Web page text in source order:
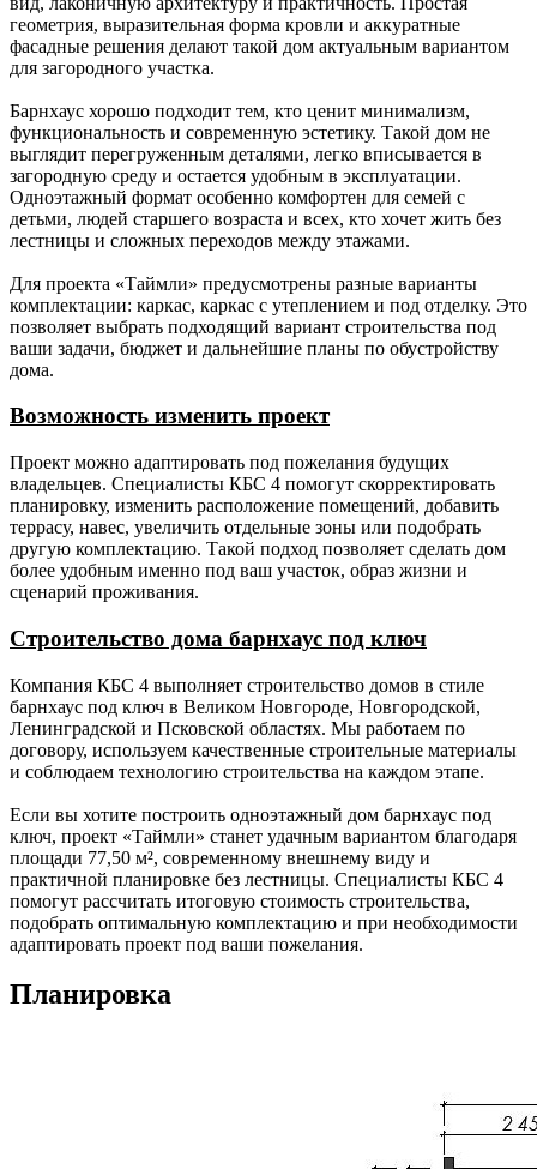
покрытие.
Свесы
крыши.
-
Доска сухая калиброванная
Окна. -
Стеклопакеты
двухкамерные Rehau 70
профиль (согласно
проекту), москитные сетки,
подоконники, водоотливы.
Наличники внутренние -
заводской погонаж.
калиброванная доска
20х120 мм.
Дверь
Металлическая с
(наружные
стены,
внутренние
несущие).
150 мм (для каркаса с
толщиной наружной стены
150 мм); 200 мм (для
каркаса с толщиной
наружной стены 200 мм).
Утепление
пола,
-
150 мм (для каркаса с
каркаса с толщиной
Утепление
перегородок.
-
100 мм Роквул (или аналог),
пароизоляция по верх
утеплителя Ондутис В (или
аналог) с двух сторон
поверх утеплителя, контр
обрешётка из бруска 30 х 50
мм.
Внутренняя
отделка
пола.
- -
Шпунтованная
доска 36 мм.
Внутренняя
отделка
мм через
контр-рейку.
геометрия, выразительная форма кровли и аккуратные
фасадные решения делают такой дом актуальным вариантом
для загородного участка.
Барнхаус хорошо подходит тем, кто ценит минимализм,
функциональность и современную эстетику. Такой дом не
выглядит перегруженным деталями, легко вписывается в
загородную среду и остается удобным в эксплуатации.
Одноэтажный формат особенно комфортен для семей с
детьми, людей старшего возраста и всех, кто хочет жить без
лестницы и сложных переходов между этажами.
Для проекта «Таймли» предусмотрены разные варианты
комплектации: каркас, каркас с утеплением и под отделку. Это
позволяет выбрать подходящий вариант строительства под
ваши задачи, бюджет и дальнейшие планы по обустройству
дома.
Возможность изменить проект
Проект можно адаптировать под пожелания будущих
владельцев. Специалисты КБС 4 помогут скорректировать
планировку, изменить расположение помещений, добавить
террасу, навес, увеличить отдельные зоны или подобрать
другую комплектацию. Такой подход позволяет сделать дом
более удобным именно под ваш участок, образ жизни и
сценарий проживания.
Строительство дома барнхаус под ключ
Компания КБС 4 выполняет строительство домов в стиле
барнхаус под ключ в Великом Новгороде, Новгородской,
Ленинградской и Псковской областях. Мы работаем по
договору, используем качественные строительные материалы
и соблюдаем технологию строительства на каждом этапе.
Если вы хотите построить одноэтажный дом барнхаус под
ключ, проект «Таймли» станет удачным вариантом благодаря
площади 77,50 м², современному внешнему виду и
практичной планировке без лестницы. Специалисты КБС 4
помогут рассчитать итоговую стоимость строительства,
подобрать оптимальную комплектацию и при необходимости
адаптировать проект под ваши пожелания.
Планировка